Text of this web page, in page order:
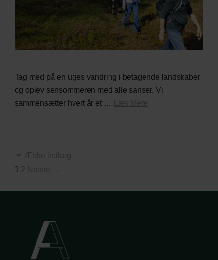
Tag med på en uges vandring i betagende landskaber
og oplev sensommeren med alle sanser. Vi
sammensætter hvert år et …
Læs Mere
Ældre indlæg
Side
1 Side
2 Næste →